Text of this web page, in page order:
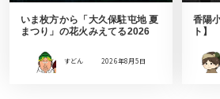
いま枚方から「大久保駐屯地 夏
まつり」の花火みえてる2026
すどん 2026年8月5日
香陽
ト】